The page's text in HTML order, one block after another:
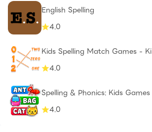
English Spelling
4.0
Kids Spelling Match Games - Ki
4.0
Spelling & Phonics: Kids Games
4.0